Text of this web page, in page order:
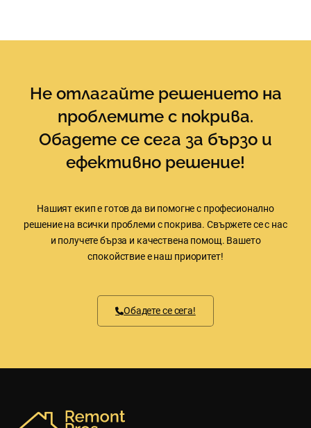
Не отлагайте решението на
проблемите с покрива.
Обадете се сега за бързо и
ефективно решение!
Нашият екип е готов да ви помогне с професионално
решение на всички проблеми с покрива. Свържете се с нас
и получете бърза и качествена помощ. Вашето
спокойствие е наш приоритет!
Обадете се сега!